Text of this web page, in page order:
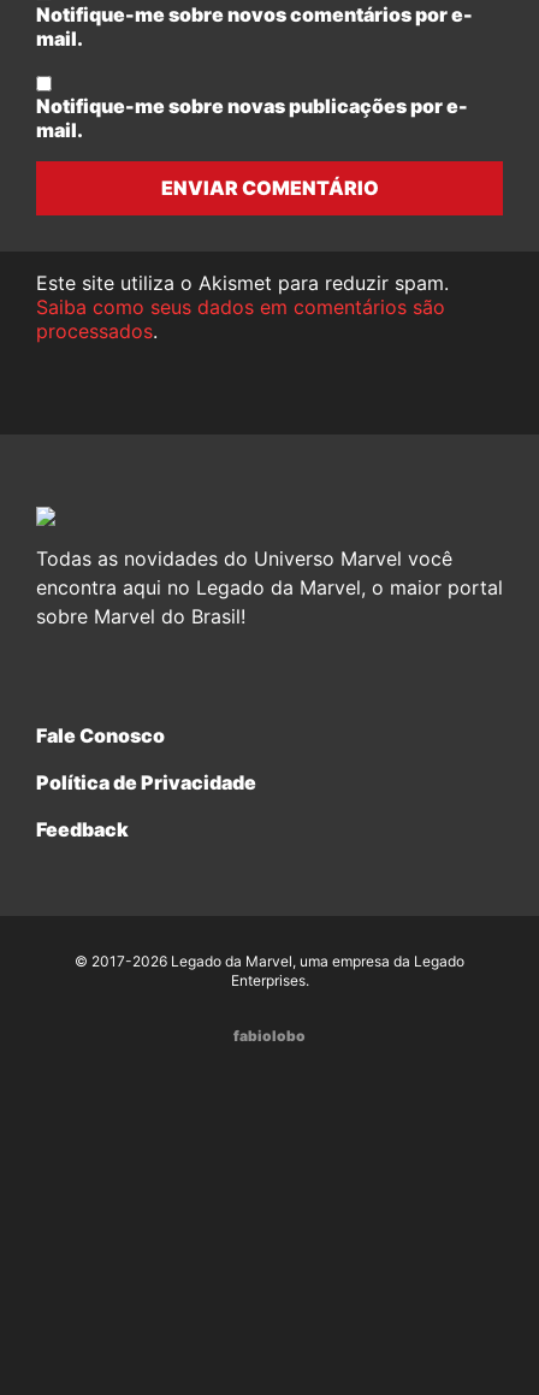
Notifique-me sobre novos comentários por e-
mail.
Notifique-me sobre novas publicações por e-
mail.
ENVIAR COMENTÁRIO
Este site utiliza o Akismet para reduzir spam.
Saiba como seus dados em comentários são
processados.
Todas as novidades do Universo Marvel você
encontra aqui no Legado da Marvel, o maior portal
sobre Marvel do Brasil!
Fale Conosco
Política de Privacidade
Feedback
© 2017-2026 Legado da Marvel, uma empresa da Legado
Enterprises.
fabiolobo